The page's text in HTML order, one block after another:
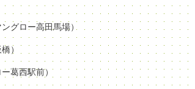
グロー高田馬場）
）
葛西駅前）